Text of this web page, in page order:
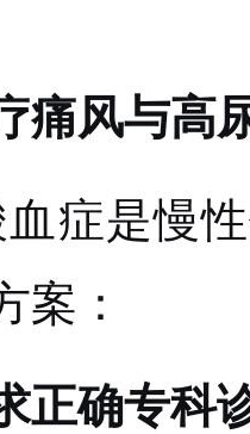
痛风与高
症是慢
案：
正确专科